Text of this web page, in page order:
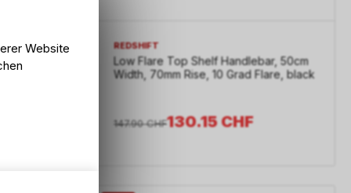
53cm
black
REDSHIFT
Low Flare Top Shelf Handlebar, 50cm
Width, 70mm Rise, 10 Grad Flare, black
130.15CHF
147.90 CHF
Website